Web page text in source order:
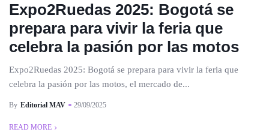
Expo2Ruedas 2025: Bogotá se
prepara para vivir la feria que
celebra la pasión por las motos
Expo2Ruedas 2025: Bogotá se prepara para vivir la feria que
celebra la pasión por las motos, el mercado de...
By Editorial MAV 29/09/2025
READ MORE